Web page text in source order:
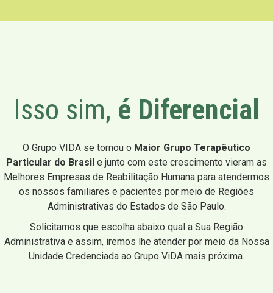
Isso sim, é Diferencial
O Grupo VIDA se tornou o Maior Grupo Terapêutico
Particular do Brasil e junto com este crescimento vieram as
Melhores Empresas de Reabilitação Humana para atendermos
os nossos familiares e pacientes por meio de Regiões
Administrativas do Estados de São Paulo.
Solicitamos que escolha abaixo qual a Sua Região
Administrativa e assim, iremos lhe atender por meio da Nossa
Unidade Credenciada ao Grupo ViDA mais próxima.